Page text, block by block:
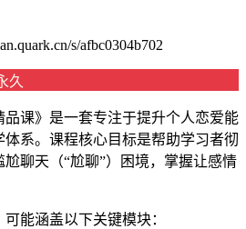
s/afbc0304b702
久
课》是一套专注于提升个人恋爱能
系。课程核心目标是帮助学习者彻
聊天（“尬聊”）困境，掌握让感情
能涵盖以下关键模块：